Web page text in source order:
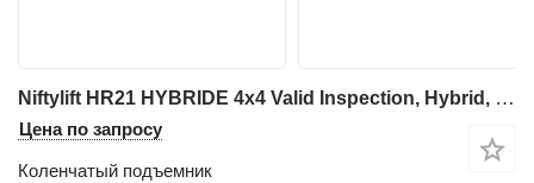
Niftylift HR21 HYBRIDE 4x4 Valid Inspection, Hybrid, 4x4 Dri
Цена по запросу
Коленчатый подъемник